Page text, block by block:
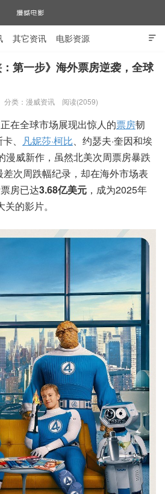
漫威电影

其它资讯 电影资源
第一步》海外票房逆袭，全球
分类： 漫威资讯 阅读(2059)
在全球市场展现出惊人的票房韧
、 凡妮莎·柯比、约瑟夫·奎因和埃
漫威新作，虽然北美次周票房暴跌
差次周跌幅纪录，却在海外市场表
房已达3.68亿美元 ，成为2025年
的影片。